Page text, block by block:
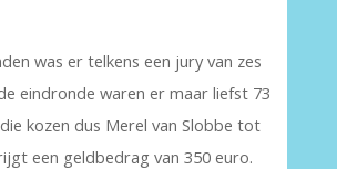
was er telkens een jury van zes
eindronde waren er maar liefst 73
kozen dus Merel van Slobbe tot
een geldbedrag van 350 euro.